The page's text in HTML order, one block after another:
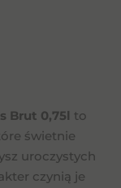
Brut 0,75l to
świetnie
uroczystych
czynią je